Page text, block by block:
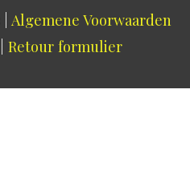
Algemene Voorwaarden
Retour formulier